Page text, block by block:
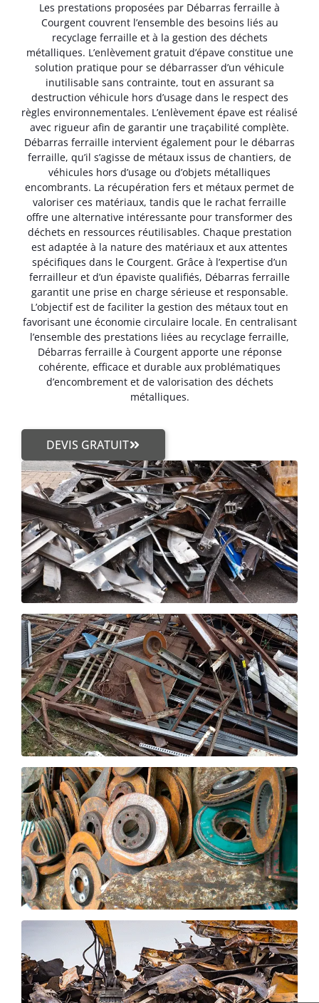
Les prestations proposées par Débarras ferraille à
Courgent couvrent l’ensemble des besoins liés au
recyclage ferraille et à la gestion des déchets
métalliques. L’enlèvement gratuit d’épave constitue une
solution pratique pour se débarrasser d’un véhicule
inutilisable sans contrainte, tout en assurant sa
destruction véhicule hors d’usage dans le respect des
règles environnementales. L’enlèvement épave est réalisé
avec rigueur afin de garantir une traçabilité complète.
Débarras ferraille intervient également pour le débarras
ferraille, qu’il s’agisse de métaux issus de chantiers, de
véhicules hors d’usage ou d’objets métalliques
encombrants. La récupération fers et métaux permet de
valoriser ces matériaux, tandis que le rachat ferraille
offre une alternative intéressante pour transformer des
déchets en ressources réutilisables. Chaque prestation
est adaptée à la nature des matériaux et aux attentes
spécifiques dans le Courgent. Grâce à l’expertise d’un
ferrailleur et d’un épaviste qualifiés, Débarras ferraille
garantit une prise en charge sérieuse et responsable.
L’objectif est de faciliter la gestion des métaux tout en
favorisant une économie circulaire locale. En centralisant
l’ensemble des prestations liées au recyclage ferraille,
Débarras ferraille à Courgent apporte une réponse
cohérente, efficace et durable aux problématiques
d’encombrement et de valorisation des déchets
métalliques.
DEVIS GRATUIT